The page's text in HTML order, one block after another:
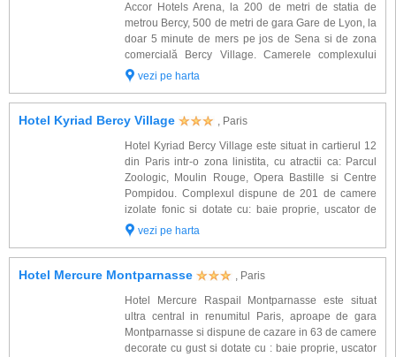
Accor Hotels Arena, la 200 de metri de statia de
metrou Bercy, 500 de metri de gara Gare de Lyon, la
doar 5 minute de mers pe jos de Sena si de zona
comercială Bercy Village. Camerele complexului
izolate fonic sunt dotate cu: baie proprie, TV satelit,
vezi pe harta
Hotel Kyriad Bercy Village
, Paris
Hotel Kyriad Bercy Village este situat in cartierul 12
din Paris intr-o zona linistita, cu atractii ca: Parcul
Zoologic, Moulin Rouge, Opera Bastille si Centre
Pompidou. Complexul dispune de 201 de camere
izolate fonic si dotate cu: baie proprie, uscator de
par, incalzire centralizata, televizoare cu ecran plat
vezi pe harta
Hotel Mercure Montparnasse
, Paris
Hotel Mercure Raspail Montparnasse este situat
ultra central in renumitul Paris, aproape de gara
Montparnasse si dispune de cazare in 63 de camere
decorate cu gust si dotate cu : baie proprie, uscator